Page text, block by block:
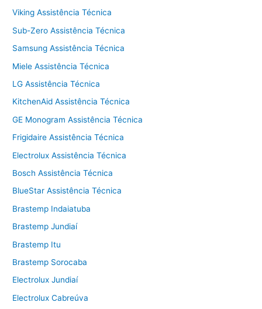
Viking Assistência Técnica
Sub-Zero Assistência Técnica
Samsung Assistência Técnica
Miele Assistência Técnica
LG Assistência Técnica
KitchenAid Assistência Técnica
GE Monogram Assistência Técnica
Frigidaire Assistência Técnica
Electrolux Assistência Técnica
Bosch Assistência Técnica
BlueStar Assistência Técnica
Brastemp Indaiatuba
Brastemp Jundiaí
Brastemp Itu
Brastemp Sorocaba
Electrolux Jundiaí
Electrolux Cabreúva